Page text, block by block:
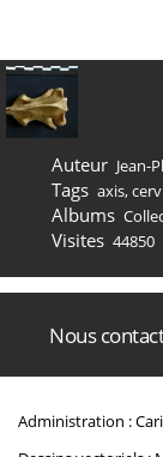
Auteur Jean-
Tags axis,
Albums
Visites 44850
Nous
Administration :